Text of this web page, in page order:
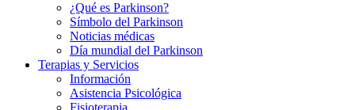
¿Qué es Parkinson?
Símbolo del Parkinson
Noticias médicas
Día mundial del Parkinson
Terapias y Servicios
Información
Asistencia Psicológica
Fisioterapia